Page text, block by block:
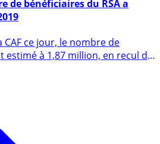
bénéficiaires du RSA a
ce jour, le nombre de
estimé à 1,87 million, en recul de